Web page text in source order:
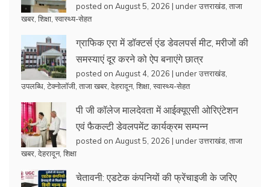
posted on August 5, 2026 | underउत्तराखंड ताजा
खबर शिक्षा स्वास्थ्य-सेहत
ग्राफिक एरा में डॉक्टर्स एंड डेवलपर्स मीट, मरीजों की
समस्याएं दूर करने को ऐप बनाएंगे छात्र
posted on August 4, 2026 | underउत्तराखंड
उपलब्धि टेक्नोलॉजी ताजा खबर देहरादून, शिक्षा स्वास्थ्य-सेहत
पी जी कॉलेज मालदेवता में आईक्यूएसी ओरिएंटेशन
एवं फैकल्टी डेवलपमेंट कार्यक्रम सम्पन्न
posted on August 5, 2026 | underउत्तराखंड ताजा
खबर देहरादून, शिक्षा
चेतावनी: एडटेक कंपनियों की फ्रेंचाइजी के जरिए